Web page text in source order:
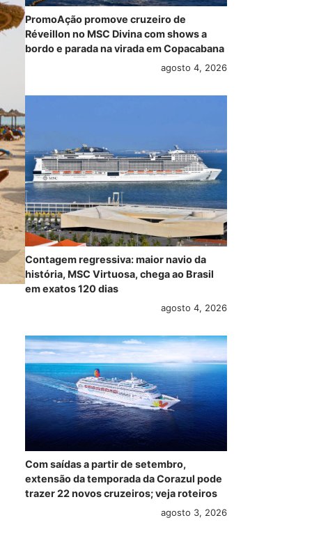
PromoAção promove cruzeiro de
Réveillon no MSC Divina com shows a
bordo e parada na virada em Copacabana
agosto 4, 2026
Contagem regressiva: maior navio da
história, MSC Virtuosa, chega ao Brasil
em exatos 120 dias
agosto 4, 2026
Com saídas a partir de setembro,
extensão da temporada da Corazul pode
trazer 22 novos cruzeiros; veja roteiros
agosto 3, 2026